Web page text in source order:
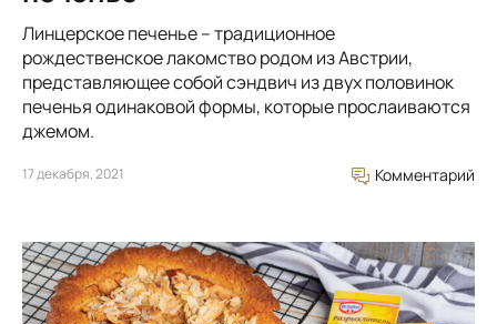
Линцерское печенье – традиционное
рождественское лакомство родом из Австрии,
представляющее собой сэндвич из двух половинок
печенья одинаковой формы, которые прослаиваются
джемом.
17 декабря, 2021 Комментарий